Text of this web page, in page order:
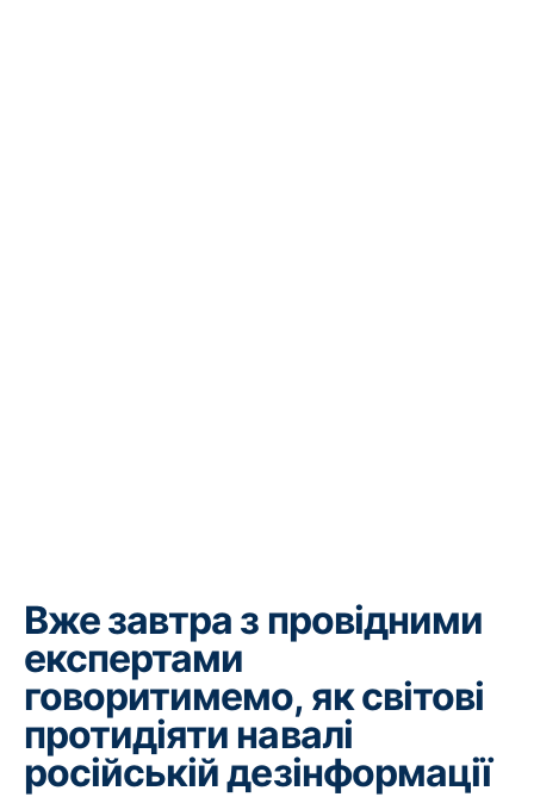
Вже завтра з провідними
експертами
говоритимемо, як світові
протидіяти навалі
російській дезінформації